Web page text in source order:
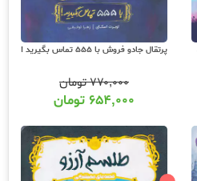
پرتقال جادو فروش با 555 تماس بگیرید !
۷۷۰,۰۰۰تومان
۶۵۴,۰۰۰ تومان